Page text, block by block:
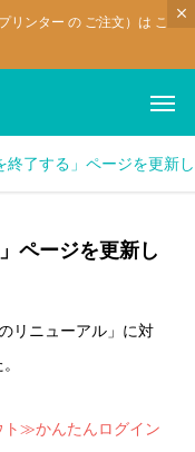
リンター の ご注文）は こ
終了する」ページを更新
ページを更新し
リニューアル」に対
≫かんたんログイン